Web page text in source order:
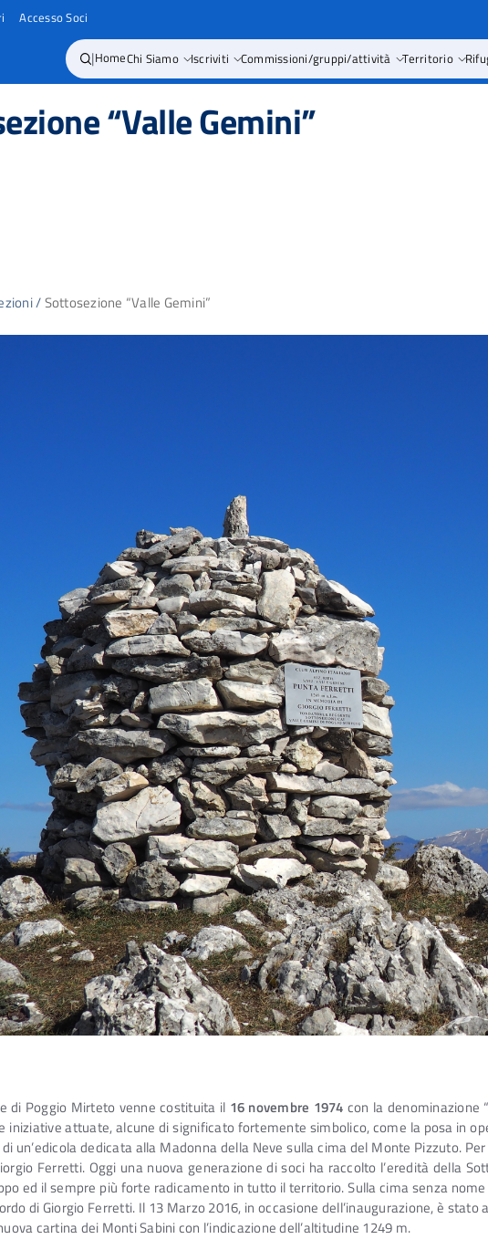
Accesso Soci
|HomeChi Siamo Iscriviti Commissioni/gruppi/attività Territorio
“Valle Gemini”
/Sottosezione “Valle Gemini”
di Poggio Mirteto venne costituita il 16 novembre 1974 con la denominazione
iniziative attuate, alcune di significato fortemente simbolico, come la posa in
di un’edicola dedicata alla Madonna della Neve sulla cima del Monte Pizzuto.
Ferretti. Oggi una nuova generazione di soci ha raccolto l’eredità della
ed il sempre più forte radicamento in tutto il territorio. Sulla cima senza
di Giorgio Ferretti. Il 13 Marzo 2016, in occasione dell’inaugurazione, è
cartina dei Monti Sabini con l’indicazione dell’altitudine 1249 m.